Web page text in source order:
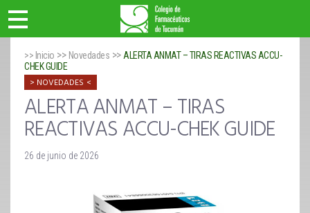
>> Inicio >> Novedades >> ALERTA ANMAT – TIRAS REACTIVAS ACCU-
CHEK GUIDE
NOVEDADES
ALERTA ANMAT – TIRAS
REACTIVAS ACCU-CHEK GUIDE
26 de junio de 2026